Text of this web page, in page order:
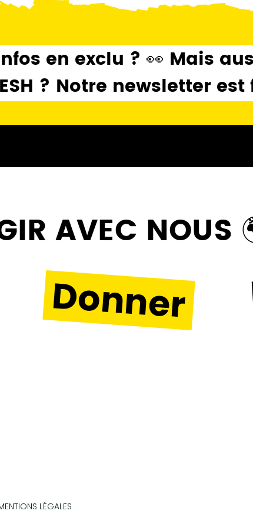
en exclu ? 👀 Mais
? Notre newsletter
AVEC NOUS
Donner
LÉGALES